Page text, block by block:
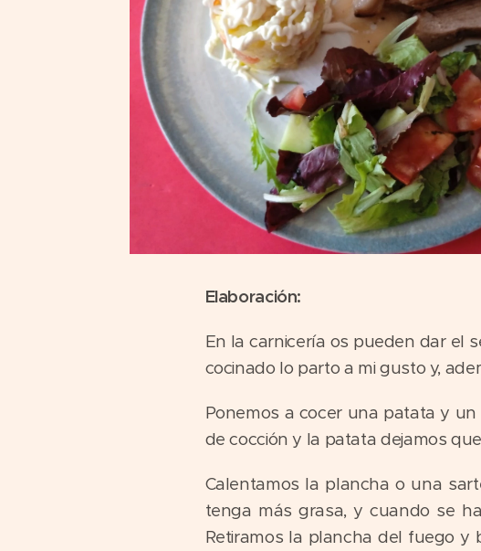
Elaboración:
En la carnicería os pueden dar el
cocinado lo parto a mi gusto y,
Ponemos a cocer una patata y
de cocción y la patata dejamos
Calentamos la plancha o una
tenga más grasa, y cuando se
Retiramos la plancha del fuego